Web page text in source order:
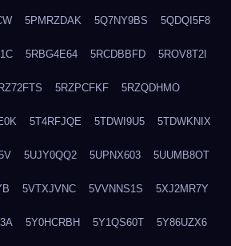
5PMRZDAK 5Q7NY9BS 5QDQI5F8
5RBG4E64 5RCDBBFD 5ROV8T2I
5RZPCFKF 5RZQDHMO
5T4RFJQE 5TDWI9U5 5TDWKNIX
5UJY0QQ2 5UPNX603 5UUMB8OT
5VTXJVNC 5VVNNS1S 5XJ2MR7Y
5Y0HCRBH 5Y1QS60T 5Y86UZX6